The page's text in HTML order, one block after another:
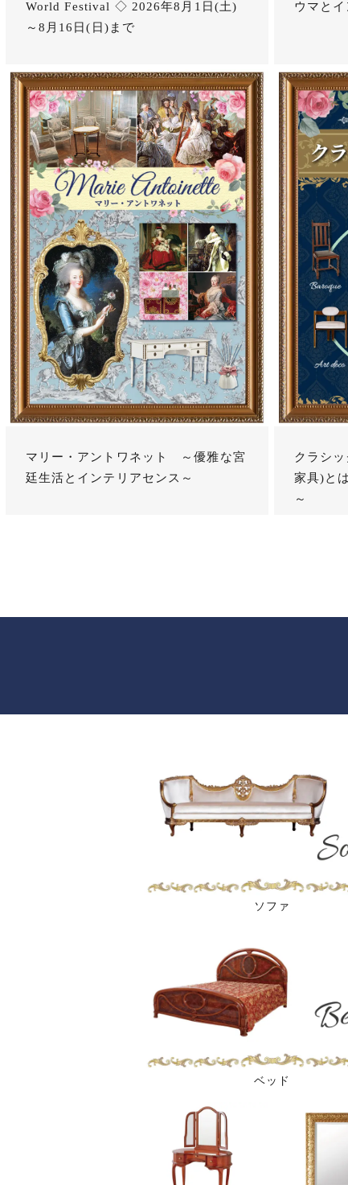
World Festival ◇ 2026年8月1日(土)
～8月16日(日)まで
ウマと
マリー・アントワネット ～優雅な宮
廷生活とインテリアセンス～
クラシ
家具)と
～
ソファ
ベッド